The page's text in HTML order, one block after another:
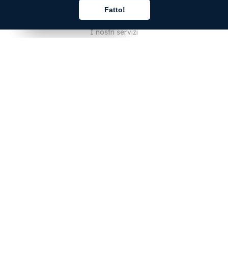
Fatto!
Chi siamo
I nostri servizi
Italiano
Italiano
Italiano